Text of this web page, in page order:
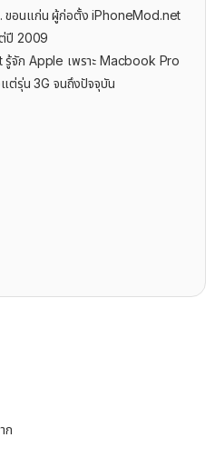
ขอนแก่น ผู้ก่อตั้ง iPhoneMod.net
ปี 2009
จัก ​Apple เพราะ Macbook Pro
ต่รุ่น 3G จนถึงปัจจุบัน
ก